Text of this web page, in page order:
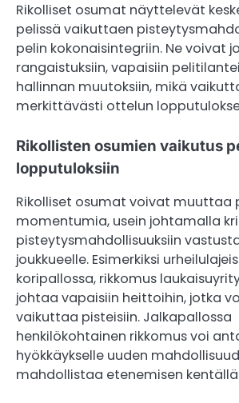
Rikolliset osumat näyttelevät
pelissä vaikuttaen
pelin kokonaisintegriin. Ne voivat
rangaistuksiin, vapaisiin
hallinnan muutoksiin, mikä
merkittävästi ottelun
Rikollisten osumien vaikutus
lopputuloksiin
Rikolliset osumat voivat muuttaa
momentumia, usein johtamalla
pisteytysmahdollisuuksiin
joukkueelle. Esimerkiksi
koripallossa, rikkomus
johtaa vapaisiin heittoihin, jotka
vaikuttaa pisteisiin. Jalkapallossa
henkilökohtainen rikkomus voi
hyökkäykselle uuden
mahdollistaa etenemisen